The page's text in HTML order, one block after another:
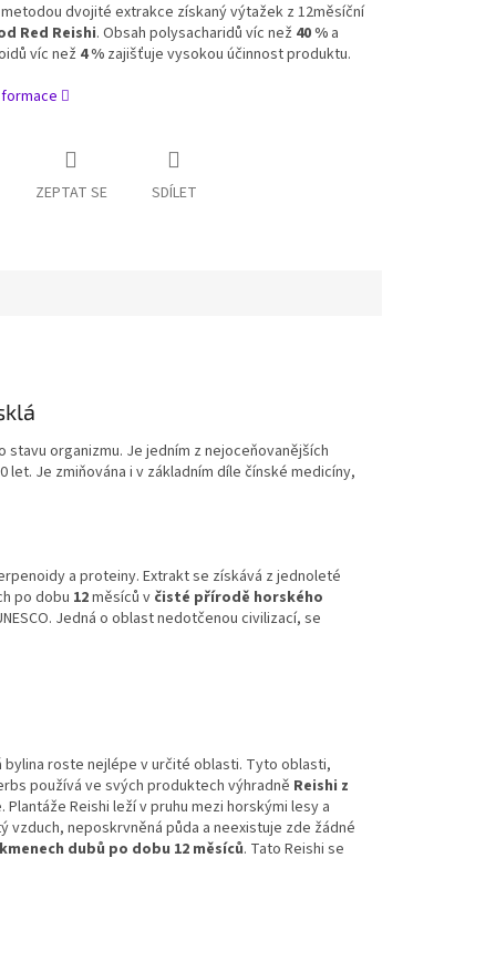
dvojité extrakce získaný výtažek z 12měsíční
Red Reishi. Obsah polysacharidů víc než 40 %a
víc než 4 %zajišťuje vysokou účinnost produktu.
ZEPTAT SE SDÍLET
organizmu. Je jedním z nejoceňovanějších
let. Je zmiňována i v základním díle čínské medicíny,
a proteiny. Extrakt se získává z jednoleté
po dobu 12měsíců v čisté přírodě horského
Jedná o oblast nedotčenou civilizací, se
bylina roste nejlépe v určité oblasti. Tyto oblasti,
používá ve svých produktech výhradně Reishi z
Reishi leží v pruhu mezi horskými lesy a
neposkrvněná půda a neexistuje zde žádné
ech dubů po dobu 12 měsíců. Tato Reishi se